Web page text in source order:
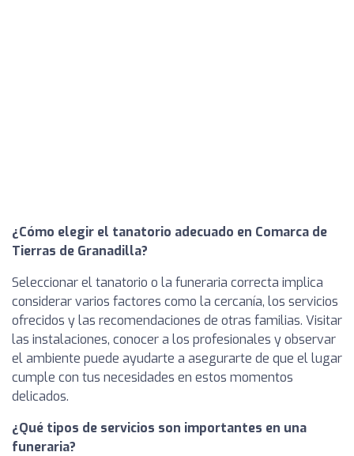
¿Cómo elegir el tanatorio adecuado en Comarca de
Tierras de Granadilla?
Seleccionar el tanatorio o la funeraria correcta implica
considerar varios factores como la cercanía, los servicios
ofrecidos y las recomendaciones de otras familias. Visitar
las instalaciones, conocer a los profesionales y observar
el ambiente puede ayudarte a asegurarte de que el lugar
cumple con tus necesidades en estos momentos
delicados.
¿Qué tipos de servicios son importantes en una
funeraria?